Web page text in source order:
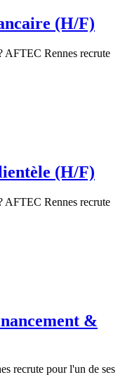
(H/F)
AFTEC Rennes recrute
(H/F)
AFTEC Rennes recrute
&
recrute pour l'un de ses